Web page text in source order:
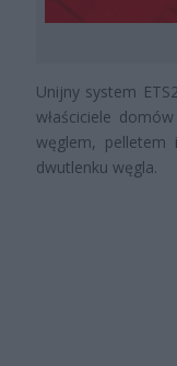
Unijny system
właściciele
węglem,
dwutlenku węgla.